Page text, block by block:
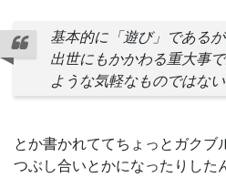
基本的に「遊び」である
出世にもかかわる重大事
ような気軽なものではない
とか書かれててちょっとガクブ
つぶし合いとかになったりした